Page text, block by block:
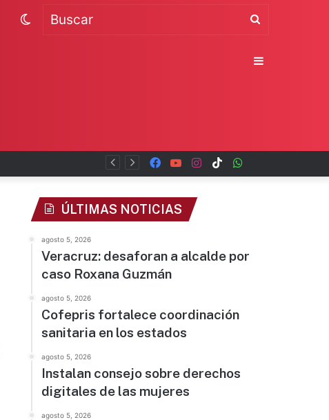
TikTok
Instagram
YouTube
Facebook
Switch
ÚLTIMAS NOTICIAS
agosto 5, 2026
Veracruz: desaforan a alcalde por
caso Roxana Guzmán
agosto 5, 2026
Cofepris fortalece coordinación
sanitaria en los estados
agosto 5, 2026
Instalan consejo sobre derechos
digitales de las mujeres
agosto 5, 2026